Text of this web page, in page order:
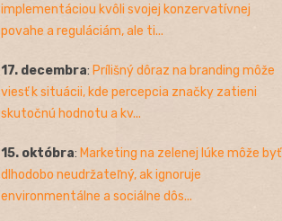
implementáciou kvôli svojej konzervatívnej
povahe a reguláciám, ale ti...
17. decembra: Prílišný dôraz na branding môže
viesť k situácii, kde percepcia značky zatieni
skutočnú hodnotu a kv...
15. októbra: Marketing na zelenej lúke môže byť
dlhodobo neudržateľný, ak ignoruje
environmentálne a sociálne dôs...